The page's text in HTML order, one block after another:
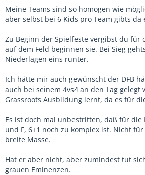
Meine Teams sind so homogen wie
aber selbst bei 6 Kids pro Team gibts da
Zu Beginn der Spielfeste vergibst du für
auf dem Feld beginnen sie. Bei Sieg
Niederlagen eins runter.
Ich hätte mir auch gewünscht der DFB
auch bei seinem 4vs4 an den Tag gelegt
Grassroots Ausbildung lernt, da es für
Es ist doch mal unbestritten, daß für die
und F, 6+1 noch zu komplex ist. Nicht
breite Masse.
Hat er aber nicht, aber zumindest tut
grauen Eminenzen.